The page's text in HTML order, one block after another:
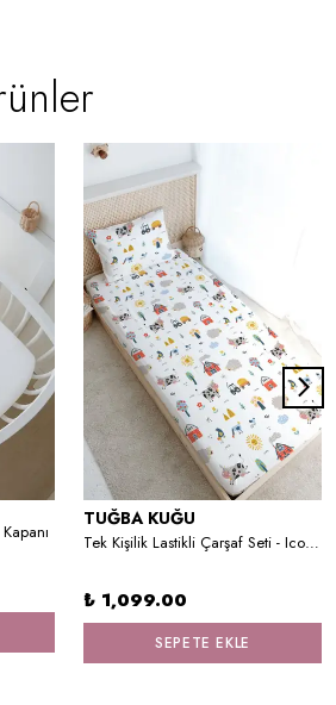
TUĞBA KUĞU
Tek Kişilik Lastikli Çarşaf Seti - Iconic Serisi - Çiftlik Hayvanları
₺ 1,099.00
SEPETE EKLE